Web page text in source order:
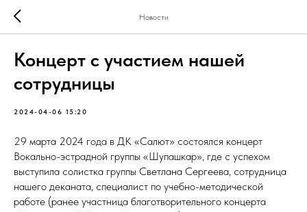
Новости
Концерт с участием нашей
сотрудницы
2024-04-06 15:20
29 марта 2024 года в ДК «Салют» состоялся концерт
Вокально-эстрадной группы «Шупашкар», где с успехом
выступила солистка группы Светлана Сергеева, сотрудница
нашего деканата, специалист по учебно-методической
работе (ранее участница благотворительного концерта